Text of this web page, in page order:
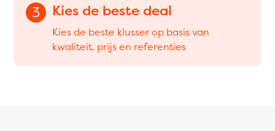
3 Kies de beste deal
Kies de beste klusser op basis van
kwaliteit, prijs en referenties